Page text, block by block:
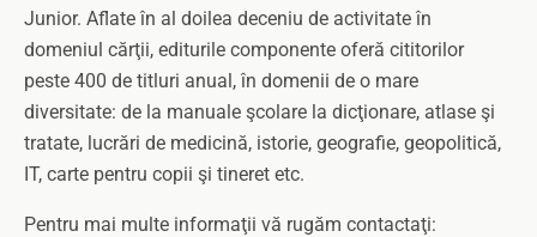
Junior. Aflate în al doilea deceniu de activitate în
domeniul cărţii, editurile componente oferă cititorilor
peste 400 de titluri anual, în domenii de o mare
diversitate: de la manuale şcolare la dicţionare, atlase şi
tratate, lucrări de medicină, istorie, geografie, geopolitică,
IT, carte pentru copii şi tineret etc.
Pentru mai multe informaţii vă rugăm contactaţi: